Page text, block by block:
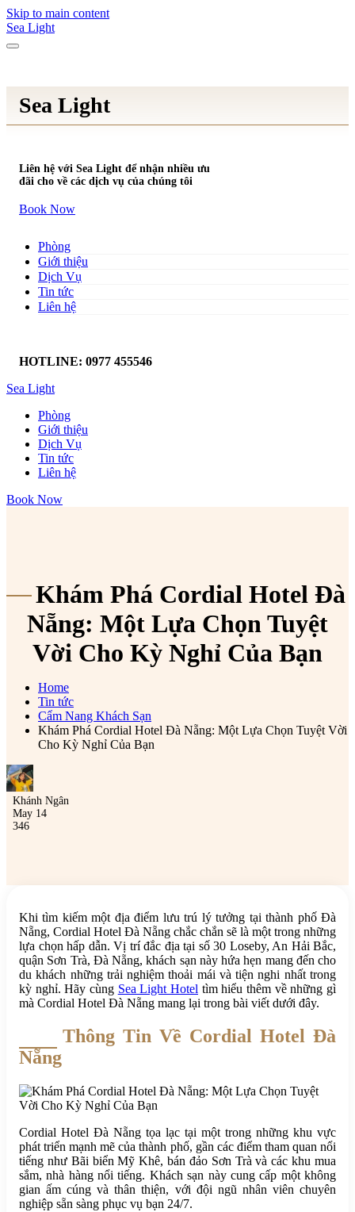
Skip to main content
Sea Light
Sea Light
Liên hệ với Sea Light để nhận nhiều ưu
đãi cho về các dịch vụ của chúng tôi
Book Now
Phòng
Giới thiệu
Dịch Vụ
Tin tức
Liên hệ
HOTLINE: 0977 455546
Sea Light
Phòng
Giới thiệu
Dịch Vụ
Tin tức
Liên hệ
Book Now
Khám Phá Cordial Hotel Đà
Nẵng: Một Lựa Chọn Tuyệt
Vời Cho Kỳ Nghỉ Của Bạn
Home
Tin tức
Cẩm Nang Khách Sạn
Khám Phá Cordial Hotel Đà Nẵng: Một Lựa Chọn Tuyệt Vời
Cho Kỳ Nghỉ Của Bạn
Khánh Ngân
May 14
346
Khi tìm kiếm một địa điểm lưu trú lý tưởng tại thành phố Đà
Nẵng, Cordial Hotel Đà Nẵng chắc chắn sẽ là một trong những
lựa chọn hấp dẫn. Vị trí đắc địa tại số 30 Loseby, An Hải Bắc,
quận Sơn Trà, Đà Nẵng, khách sạn này hứa hẹn mang đến cho
du khách những trải nghiệm thoải mái và tiện nghi nhất trong
kỳ nghỉ. Hãy cùng Sea Light Hotel tìm hiểu thêm về những gì
mà Cordial Hotel Đà Nẵng mang lại trong bài viết dưới đây.
Thông Tin Về Cordial Hotel Đà
Nẵng
Cordial Hotel Đà Nẵng tọa lạc tại một trong những khu vực
phát triển mạnh mẽ của thành phố, gần các điểm tham quan nổi
tiếng như Bãi biển Mỹ Khê, bán đảo Sơn Trà và các khu mua
sắm, nhà hàng nổi tiếng. Khách sạn này cung cấp một không
gian ấm cúng và thân thiện, với đội ngũ nhân viên chuyên
nghiệp sẵn sàng phục vụ bạn 24/7.